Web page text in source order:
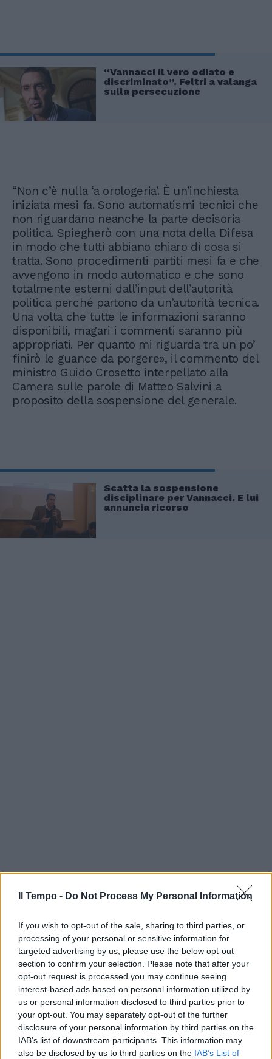
Il Tempo - Do Not Process My Personal Information
If you wish to opt-out of the sale, sharing to third parties, or
processing of your personal or sensitive information for
targeted advertising by us, please use the below opt-out
section to confirm your selection. Please note that after your
opt-out request is processed you may continue seeing
interest-based ads based on personal information utilized by
us or personal information disclosed to third parties prior to
your opt-out. You may separately opt-out of the further
disclosure of your personal information by third parties on the
IAB’s list of downstream participants. This information may
also be disclosed by us to third parties on the IAB’s List of
“Vannacci il vero odiato e
discriminato”. Feltri a valanga
sulla persecuzione
“Non c’è nulla ‘a orologeria’. È un’inchiesta
iniziata mesi fa. Sono automatismi tecnici che
non riguardano neanche la parte decisoria
politica. Spiegherò con una nota della Difesa
in modo che tutti abbiano chiaro di cosa si
tratta. Sono procedimenti partiti mesi fa e che
avvengono in modo automatico e che sono
totalmente esterni dall’input dell’autorità
politica perché partono da un’autorità tecnica.
Una volta che tutte le informazioni saranno
disponibili, magari i commenti saranno più
appropriati. Per quanto mi riguarda tra un po’
finirò le guance da porgere», il commento del
ministro Guido Crosetto interpellato alla
Camera sulle parole di Matteo Salvini a
proposito della sospensione del generale.
Scatta la sospensione
disciplinare per Vannacci. E lui
annuncia ricorso